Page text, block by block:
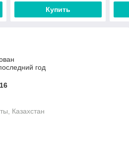
Купить
год
Казахстан